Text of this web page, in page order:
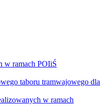
w ramach POIiŚ
taboru tramwajowego dla
w ramach